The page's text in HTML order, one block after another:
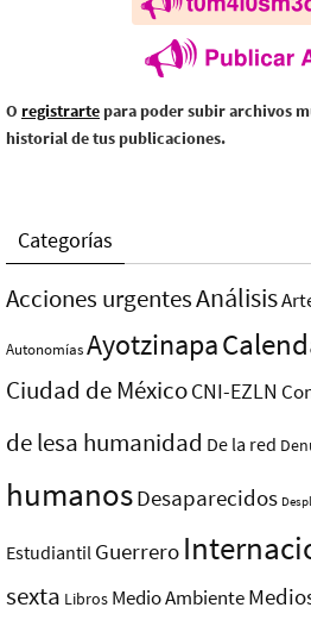
O registrarte para poder subir archivos
historial de tus publicaciones.
Categorías
Acciones urgentesAnálisis
AutonomíasAyotzinapa
Ciudad de MéxicoCNI-EZLN
de lesa humanidad De la red
humanosDesaparecidos
Estudiantil Guerrero
sexta Libros Medio Ambiente